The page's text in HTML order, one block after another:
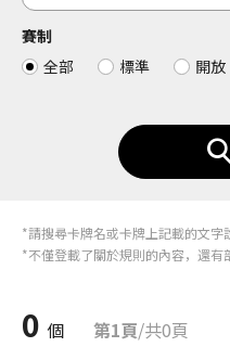
賽制
全部
標準 開放
*請搜尋卡牌名或卡牌上記載的文字
*不僅登載了關於規則的內容，還有
0 個 第1頁/共0頁